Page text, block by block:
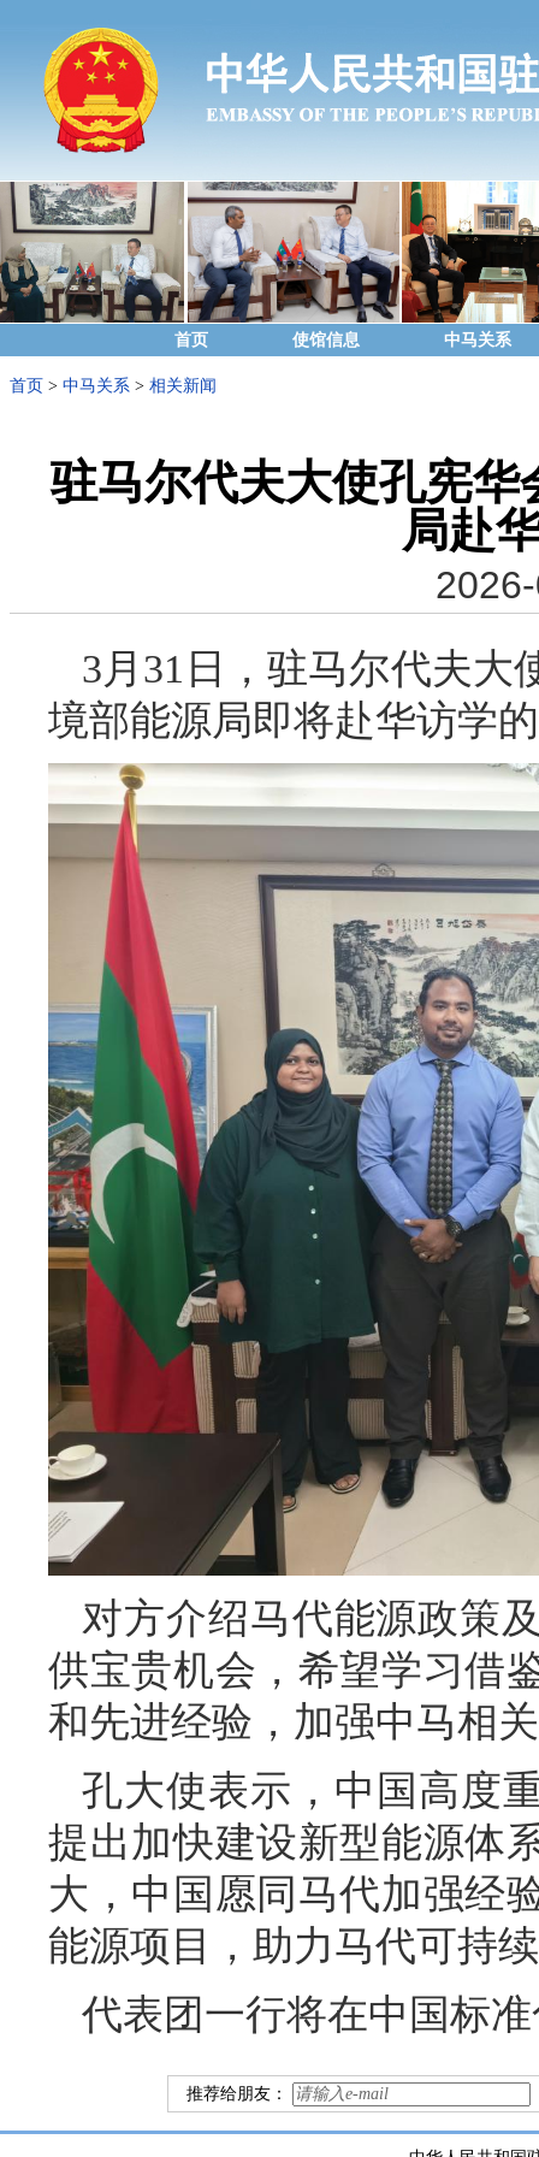
首页 使馆信息 中马关系
首页 > 中马关系 > 相关新闻
驻马尔代夫大使孔宪
局赴
3月31日，驻马尔代夫大
境部能源局即将赴华访学
对方介绍马代能源政策
供宝贵机会，希望学习借
和先进经验，加强中马相
孔大使表示，中国高度
提出加快建设新型能源体
大，中国愿同马代加强经
能源项目，助力马代可持
代表团一行将在中国标
推荐给朋友：